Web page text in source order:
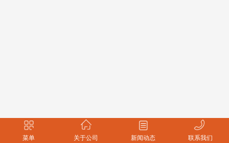
菜单 关于公司 新闻动态 联系我们